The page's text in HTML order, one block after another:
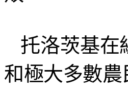
托洛茨基在
和極大多數